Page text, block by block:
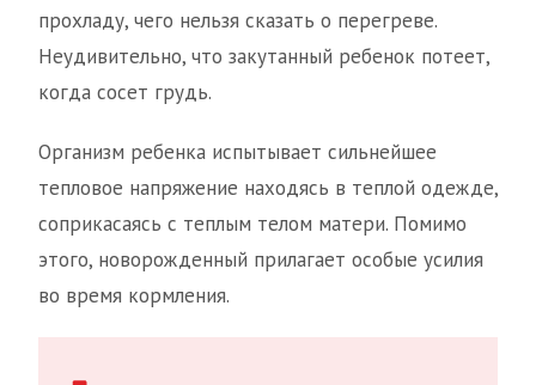
прохладу, чего нельзя сказать о перегреве.
Неудивительно, что закутанный ребенок потеет,
когда сосет грудь.
Организм ребенка испытывает сильнейшее
тепловое напряжение находясь в теплой одежде,
соприкасаясь с теплым телом матери. Помимо
этого, новорожденный прилагает особые усилия
во время кормления.